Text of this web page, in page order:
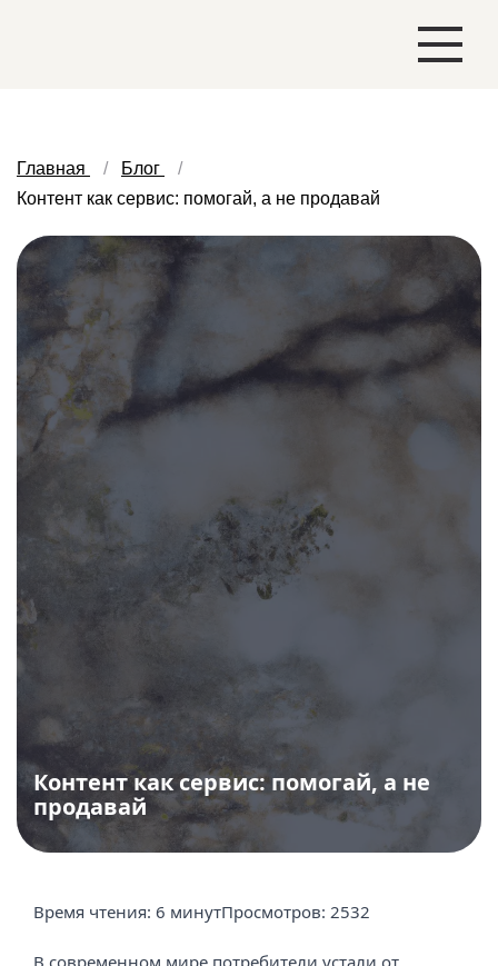
Главная
Блог
Контент как сервис: помогай, а не продавай
Контент как сервис: помогай, а не
продавай
Время чтения: 6 минутПросмотров: 2532
В современном мире потребители устали от